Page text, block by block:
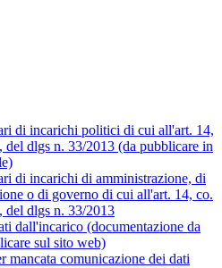
di incarichi politici di cui all'art. 14,
del dlgs n. 33/2013 (da pubblicare in
di incarichi di amministrazione, di
o di governo di cui all'art. 14, co.
del dlgs n. 33/2013
dall'incarico (documentazione da
sul sito web)
mancata comunicazione dei dati